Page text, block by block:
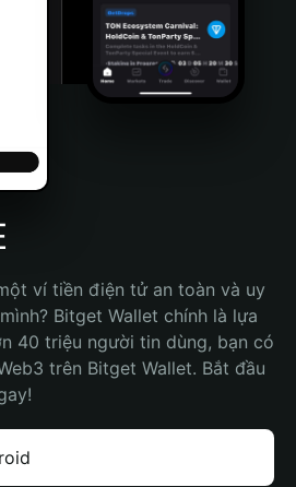
ví tiền điện tử an toàn và uy
Bitget Wallet chính là lựa
40 triệu người tin dùng, bạn có
trên Bitget Wallet. Bắt đầu